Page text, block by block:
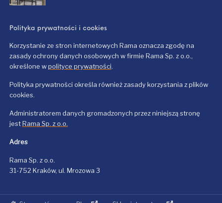
Polityka prywatności i cookies
Korzystanie ze stron internetowych Rama oznacza zgodę na
zasady ochrony danych osobowych w firmie Rama Sp. z o.o.,
określone wpolityce prywatności.
Polityka prywatności określa również zasady korzystania z plików
cookies.
Administratorem danych gromadzonych przez niniejszą stronę
jestRama Sp. z o.o.
Adres
Rama Sp. z o.o.
31-752 Kraków, ul. Mrozowa 3